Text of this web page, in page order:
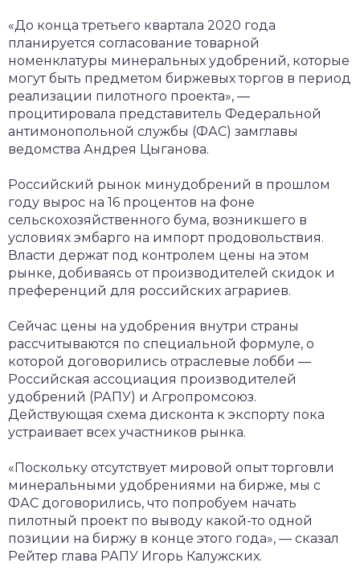
«До конца третьего квартала 2020 года
планируется согласование товарной
номенклатуры минеральных удобрений, которые
могут быть предметом биржевых торгов в период
реализации пилотного проекта», —
процитировала представитель Федеральной
антимонопольной службы (ФАС) замглавы
ведомства Андрея Цыганова.
Российский рынок минудобрений в прошлом
году вырос на 16 процентов на фоне
сельскохозяйственного бума, возникшего в
условиях эмбарго на импорт продовольствия.
Власти держат под контролем цены на этом
рынке, добиваясь от производителей скидок и
преференций для российских аграриев.
Сейчас цены на удобрения внутри страны
рассчитываются по специальной формуле, о
которой договорились отраслевые лобби —
Российская ассоциация производителей
удобрений (РАПУ) и Агропромсоюз.
Действующая схема дисконта к экспорту пока
устраивает всех участников рынка.
«Поскольку отсутствует мировой опыт торговли
минеральными удобрениями на бирже, мы с
ФАС договорились, что попробуем начать
пилотный проект по выводу какой-то одной
позиции на биржу в конце этого года», — сказал
Рейтер глава РАПУ Игорь Калужских.